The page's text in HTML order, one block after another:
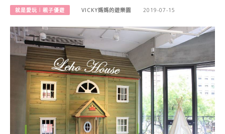
就是愛玩︱親子優遊 VICKY媽媽的遊樂園 2019-07-15